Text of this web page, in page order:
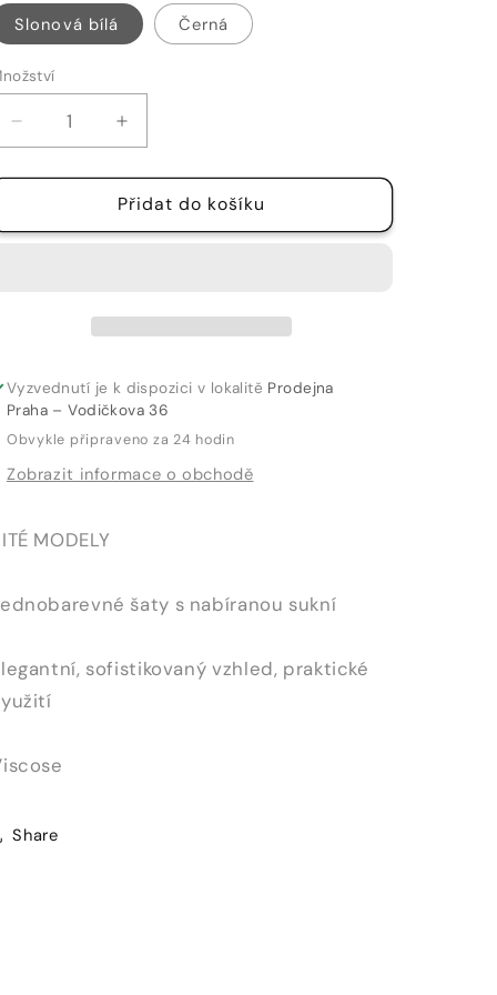
Slonová bílá Černá
-
Zvýšit
ŠATY
-
Přidat do košíku
Vyzvednutí je k dispozici v lokalitě Prodejna
Praha – Vodičkova 36
Obvykle připraveno za 24 hodin
Zobrazit informace o obchodě
MODELY
šaty s nabíranou sukní
sofistikovaný vzhled, praktické
Share